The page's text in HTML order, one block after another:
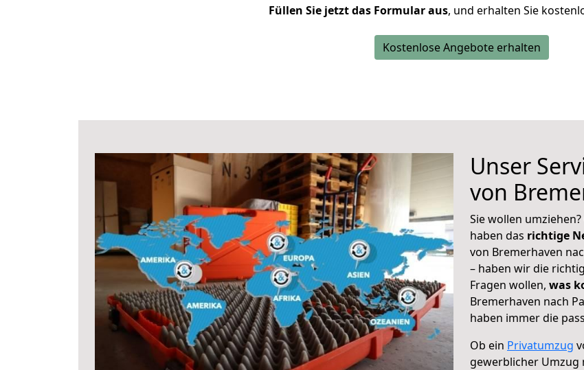
Füllen Sie jetzt das Formular aus, und erhalten Sie
Kostenlose Angebote erhalten
Unser
von
Sie wollen
haben das richtige
von Bremerhaven
– haben wir die
Fragen wollen, was
Bremerhaven nach
haben immer die
Ob ein Privatumzug
gewerblicher Umzug